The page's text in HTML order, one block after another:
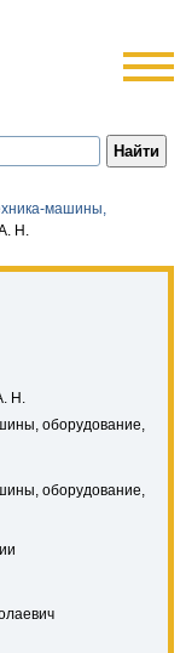
машины,
Н.
Н.
оборудование,
оборудование,